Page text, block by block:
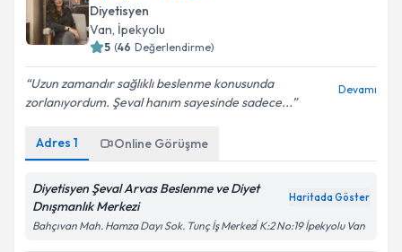
Diyetisyen
Van, İpekyolu
5 (46 Değerlendirme)
Uzun zamandır sağlıklı beslenme konusunda
zorlanıyordum. Şeval hanım sayesinde sadece...
Devamı
Adres 1 Online Görüşme
Diyetisyen Şeval Arvas Beslenme ve Diyet
Dnışmanlık Merkezi
Haritada Göster
Bahçıvan Mah. Hamza Dayı Sok. Tunç İş Merkezi̇ K:2 No:19 İpekyolu Van